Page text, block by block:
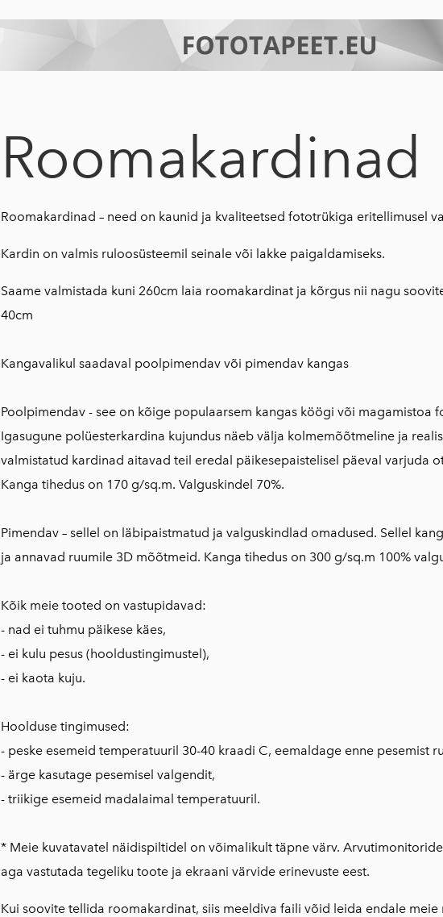
Roomakardinad
Roomakardinad – need on kaunid ja kvaliteetsed fototrükiga eritellimusel
Kardin on valmis ruloosüsteemil seinale või lakke paigaldamiseks.
Saame valmistada kuni 260cm laia roomakardinat ja kõrgus nii nagu
40cm
Kangavalikul saadaval poolpimendav või pimendav kangas
Poolpimendav - see on kõige populaarsem kangas köögi või magamistoa
Igasugune polüesterkardina kujundus näeb välja kolmemõõtmeline ja
valmistatud kardinad aitavad teil eredal päikesepaistelisel päeval varjuda
Kanga tihedus on 170 g/sq.m. Valguskindel 70%.
Pimendav – sellel on läbipaistmatud ja valguskindlad omadused. Sellel
ja annavad ruumile 3D mõõtmeid. Kanga tihedus on 300 g/sq.m 100%
Kõik meie tooted on vastupidavad:
- nad ei tuhmu päikese käes,
- ei kulu pesus (hooldustingimustel),
- ei kaota kuju.
Hoolduse tingimused:
- peske esemeid temperatuuril 30-40 kraadi C, eemaldage enne pesemist
- ärge kasutage pesemisel valgendit,
- triikige esemeid madalaimal temperatuuril.
* Meie kuvatavatel näidispiltidel on võimalikult täpne värv.
aga vastutada tegeliku toote ja ekraani värvide erinevuste eest.
Kui soovite tellida roomakardinat, siis meeldiva faili võid leida endale meie